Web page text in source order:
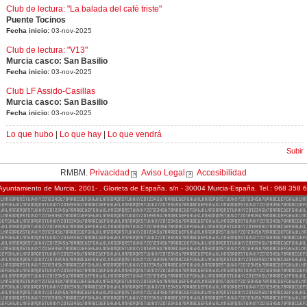
Club de lectura: "La balada del café triste"
Puente Tocinos
Fecha inicio: 03-nov-2025
Club de lectura: "V13"
Murcia casco: San Basilio
Fecha inicio: 03-nov-2025
Club LF Assido-Casillas
Murcia casco: San Basilio
Fecha inicio: 03-nov-2025
Lo que hubo Lo que hay Lo que vendrá
Subir
RMBM. Privacidad Aviso Legal Accesibilidad
de Murcia, 2001- . Glorieta de España. s/n - 30004 Murcia-España. Tel.: 968 358